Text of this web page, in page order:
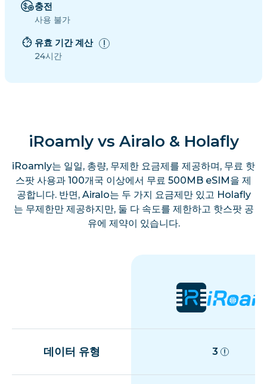
충전
사용 불가
유효 기간 계산
24시간
iRoamly vs Airalo & Holafly
iRoamly는 일일, 총량, 무제한 요금제를 제공하며, 무료 핫
스팟 사용과 100개국 이상에서 무료 500MB eSIM을 제
공합니다. 반면, Airalo는 두 가지 요금제만 있고 Holafly
는 무제한만 제공하지만, 둘 다 속도를 제한하고 핫스팟 공
유에 제약이 있습니다.
데이터 유형 3